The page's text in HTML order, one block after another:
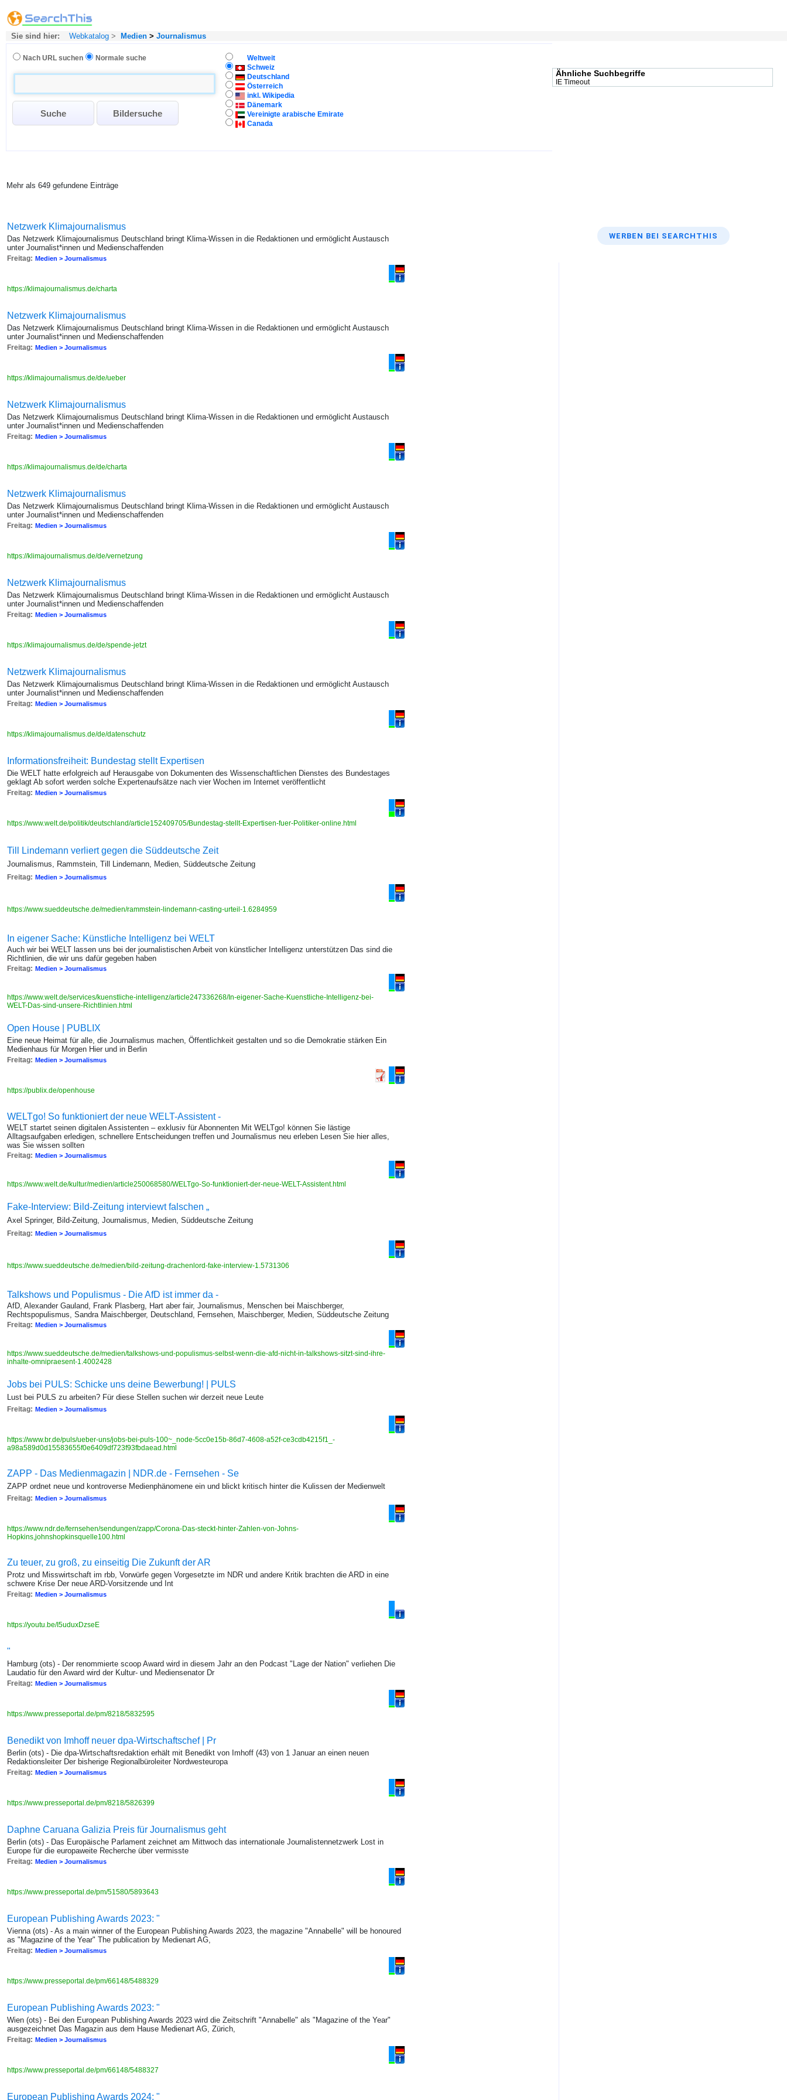
Sie sind hier: Webkatalog > Medien > Journalismus
Nach URL suchen Normale suche
Weltweit
Schweiz
Deutschland
Österreich
inkl. Wikipedia
Dänemark
Vereinigte arabische Emirate
Canada
Mehr als 649 gefundene Einträge
Netzwerk Klimajournalismus
Das Netzwerk Klimajournalismus Deutschland bringt Klima-Wissen in die Redaktionen und ermöglicht Austausch
unter Journalist*innen und Medienschaffenden
Freitag: Medien > Journalismus
https://klimajournalismus.de/charta
Netzwerk Klimajournalismus
Das Netzwerk Klimajournalismus Deutschland bringt Klima-Wissen in die Redaktionen und ermöglicht Austausch
unter Journalist*innen und Medienschaffenden
Freitag: Medien > Journalismus
https://klimajournalismus.de/de/ueber
Netzwerk Klimajournalismus
Das Netzwerk Klimajournalismus Deutschland bringt Klima-Wissen in die Redaktionen und ermöglicht Austausch
unter Journalist*innen und Medienschaffenden
Freitag: Medien > Journalismus
https://klimajournalismus.de/de/charta
Netzwerk Klimajournalismus
Das Netzwerk Klimajournalismus Deutschland bringt Klima-Wissen in die Redaktionen und ermöglicht Austausch
unter Journalist*innen und Medienschaffenden
Freitag: Medien > Journalismus
https://klimajournalismus.de/de/vernetzung
Netzwerk Klimajournalismus
Das Netzwerk Klimajournalismus Deutschland bringt Klima-Wissen in die Redaktionen und ermöglicht Austausch
unter Journalist*innen und Medienschaffenden
Freitag: Medien > Journalismus
https://klimajournalismus.de/de/spende-jetzt
Netzwerk Klimajournalismus
Das Netzwerk Klimajournalismus Deutschland bringt Klima-Wissen in die Redaktionen und ermöglicht Austausch
unter Journalist*innen und Medienschaffenden
Freitag: Medien > Journalismus
https://klimajournalismus.de/de/datenschutz
Informationsfreiheit: Bundestag stellt Expertisen
Die WELT hatte erfolgreich auf Herausgabe von Dokumenten des Wissenschaftlichen Dienstes des Bundestages
geklagt Ab sofort werden solche Expertenaufsätze nach vier Wochen im Internet veröffentlicht
Freitag: Medien > Journalismus
https://www.welt.de/politik/deutschland/article152409705/Bundestag-stellt-Expertisen-fuer-Politiker-online.html
Till Lindemann verliert gegen die Süddeutsche Zeit
Journalismus, Rammstein, Till Lindemann, Medien, Süddeutsche Zeitung
Freitag: Medien > Journalismus
https://www.sueddeutsche.de/medien/rammstein-lindemann-casting-urteil-1.6284959
In eigener Sache: Künstliche Intelligenz bei WELT
Auch wir bei WELT lassen uns bei der journalistischen Arbeit von künstlicher Intelligenz unterstützen Das sind die
Richtlinien, die wir uns dafür gegeben haben
Freitag: Medien > Journalismus
https://www.welt.de/services/kuenstliche-intelligenz/article247336268/In-eigener-Sache-Kuenstliche-Intelligenz-bei-
WELT-Das-sind-unsere-Richtlinien.html
Open House | PUBLIX
Eine neue Heimat für alle, die Journalismus machen, Öffentlichkeit gestalten und so die Demokratie stärken Ein
Medienhaus für Morgen Hier und in Berlin
Freitag: Medien > Journalismus
https://publix.de/openhouse
WELTgo! So funktioniert der neue WELT-Assistent -
WELT startet seinen digitalen Assistenten – exklusiv für Abonnenten Mit WELTgo! können Sie lästige
Alltagsaufgaben erledigen, schnellere Entscheidungen treffen und Journalismus neu erleben Lesen Sie hier alles,
was Sie wissen sollten
Freitag: Medien > Journalismus
https://www.welt.de/kultur/medien/article250068580/WELTgo-So-funktioniert-der-neue-WELT-Assistent.html
Fake-Interview: Bild-Zeitung interviewt falschen „
Axel Springer, Bild-Zeitung, Journalismus, Medien, Süddeutsche Zeitung
Freitag: Medien > Journalismus
https://www.sueddeutsche.de/medien/bild-zeitung-drachenlord-fake-interview-1.5731306
Talkshows und Populismus - Die AfD ist immer da -
AfD, Alexander Gauland, Frank Plasberg, Hart aber fair, Journalismus, Menschen bei Maischberger,
Rechtspopulismus, Sandra Maischberger, Deutschland, Fernsehen, Maischberger, Medien, Süddeutsche Zeitung
Freitag: Medien > Journalismus
https://www.sueddeutsche.de/medien/talkshows-und-populismus-selbst-wenn-die-afd-nicht-in-talkshows-sitzt-sind-ihre-
inhalte-omnipraesent-1.4002428
Jobs bei PULS: Schicke uns deine Bewerbung! | PULS
Lust bei PULS zu arbeiten? Für diese Stellen suchen wir derzeit neue Leute
Freitag: Medien > Journalismus
https://www.br.de/puls/ueber-uns/jobs-bei-puls-100~_node-5cc0e15b-86d7-4608-a52f-ce3cdb4215f1_-
a98a589d0d15583655f0e6409df723f93fbdaead.html
ZAPP - Das Medienmagazin | NDR.de - Fernsehen - Se
ZAPP ordnet neue und kontroverse Medienphänomene ein und blickt kritisch hinter die Kulissen der Medienwelt
Freitag: Medien > Journalismus
https://www.ndr.de/fernsehen/sendungen/zapp/Corona-Das-steckt-hinter-Zahlen-von-Johns-
Hopkins,johnshopkinsquelle100.html
Zu teuer, zu groß, zu einseitig Die Zukunft der AR
Protz und Misswirtschaft im rbb, Vorwürfe gegen Vorgesetzte im NDR und andere Kritik brachten die ARD in eine
schwere Krise Der neue ARD-Vorsitzende und Int
Freitag: Medien > Journalismus
https://youtu.be/I5uduxDzseE
"
Hamburg (ots) - Der renommierte scoop Award wird in diesem Jahr an den Podcast "Lage der Nation" verliehen Die
Laudatio für den Award wird der Kultur- und Mediensenator Dr
Freitag: Medien > Journalismus
https://www.presseportal.de/pm/8218/5832595
Benedikt von Imhoff neuer dpa-Wirtschaftschef | Pr
Berlin (ots) - Die dpa-Wirtschaftsredaktion erhält mit Benedikt von Imhoff (43) von 1 Januar an einen neuen
Redaktionsleiter Der bisherige Regionalbüroleiter Nordwesteuropa
Freitag: Medien > Journalismus
https://www.presseportal.de/pm/8218/5826399
Daphne Caruana Galizia Preis für Journalismus geht
Berlin (ots) - Das Europäische Parlament zeichnet am Mittwoch das internationale Journalistennetzwerk Lost in
Europe für die europaweite Recherche über vermisste
Freitag: Medien > Journalismus
https://www.presseportal.de/pm/51580/5893643
European Publishing Awards 2023: "
Vienna (ots) - As a main winner of the European Publishing Awards 2023, the magazine "Annabelle" will be honoured
as "Magazine of the Year" The publication by Medienart AG,
Freitag: Medien > Journalismus
https://www.presseportal.de/pm/66148/5488329
European Publishing Awards 2023: "
Wien (ots) - Bei den European Publishing Awards 2023 wird die Zeitschrift "Annabelle" als "Magazine of the Year"
ausgezeichnet Das Magazin aus dem Hause Medienart AG, Zürich,
Freitag: Medien > Journalismus
https://www.presseportal.de/pm/66148/5488327
European Publishing Awards 2024: "